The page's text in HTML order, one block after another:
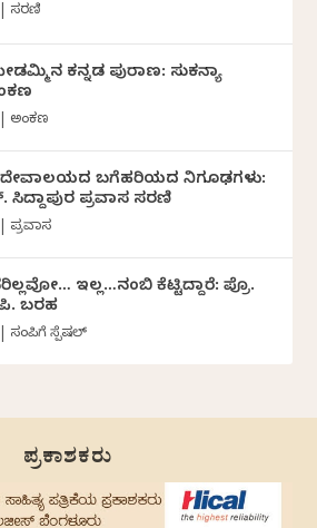
ಸರಣಿ
ಕನ್ನಡ ಪುರಾಣ: ಸುಕನ್ಯಾ
ಅಂಕಣ
ದೇವಾಲಯದ ಬಗೆಹರಿಯದ ನಿಗೂಢಗಳು:
ಸಿದ್ದಾಪುರ ಪ್ರವಾಸ ಸರಣಿ
ಪ್ರವಾಸ
ಇಲ್ಲ…ನಂಬಿ ಕೆಟ್ಟಿದ್ದಾರೆ: ಪ್ರೊ.
ಪಿ. ಬರಹ
ಸಂಪಿಗೆ ಸ್ಪೆಷಲ್
ಪ್ರಕಾಶಕರು